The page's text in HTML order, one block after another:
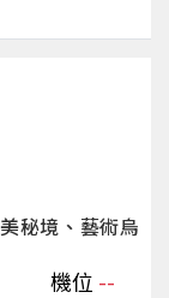
秘境、藝術烏
機位 --